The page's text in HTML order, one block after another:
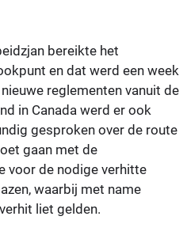
bereikte het
en dat werd een week
reglementen vanuit de
in Canada werd er ook
gesproken over de route
gaan met de
voor de nodige verhitte
waarbij met name
liet gelden.